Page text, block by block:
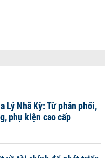
Lý Nhã Kỳ: Từ phân phối,
phụ kiện cao cấp